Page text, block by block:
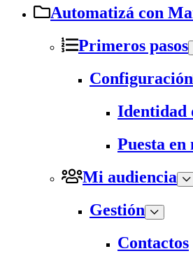
Automatizá con
Primeros pasos
Configuración
Identidad
Puesta en
Mi audiencia
Gestión
Contactos